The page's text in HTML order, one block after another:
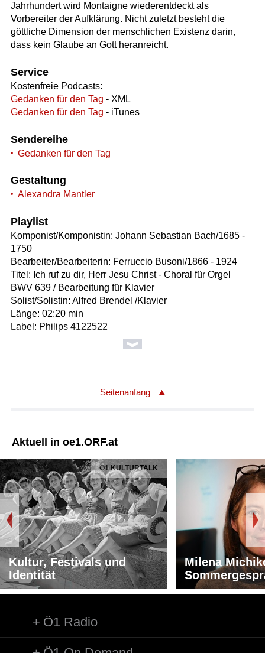
Jahrhundert wird Montaigne wiederentdeckt als
Vorbereiter der Aufklärung. Nicht zuletzt besteht die
göttliche Dimension der menschlichen Existenz darin,
dass kein Glaube an Gott heranreicht.
Service
Kostenfreie Podcasts:
Gedanken für den Tag - XML
Gedanken für den Tag - iTunes
Sendereihe
Gedanken für den Tag
Gestaltung
Alexandra Mantler
Playlist
Komponist/Komponistin: Johann Sebastian Bach/1685 -
1750
Bearbeiter/Bearbeiterin: Ferruccio Busoni/1866 - 1924
Titel: Ich ruf zu dir, Herr Jesu Christ - Choral für Orgel
BWV 639 / Bearbeitung für Klavier
Solist/Solistin: Alfred Brendel /Klavier
Länge: 02:20 min
Label: Philips 4122522
Seitenanfang
Aktuell in oe1.ORF.at
Ö1 KULTURTALK
Kultur, Festivals und
Identität
Milena
Ö1 Radio